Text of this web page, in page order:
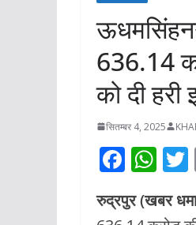
636.14
को दी हरी
सितम्बर 4, 2025
F
e
W
at
रुद्रपुर (खबर